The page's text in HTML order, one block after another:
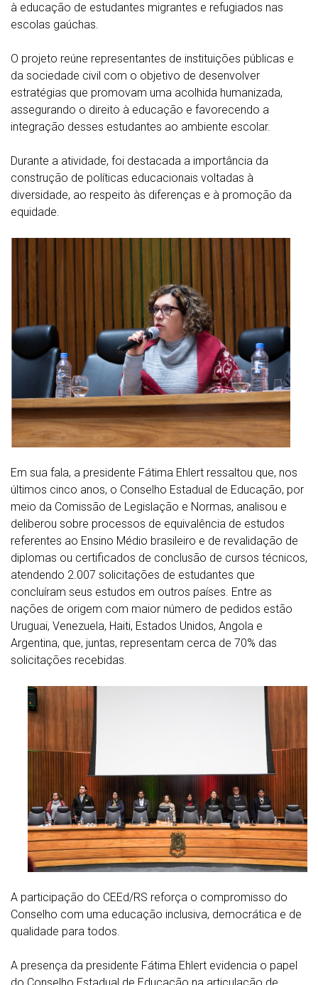
à educação de estudantes migrantes e refugiados nas
escolas gaúchas.
O projeto reúne representantes de instituições públicas e
da sociedade civil com o objetivo de desenvolver
estratégias que promovam uma acolhida humanizada,
assegurando o direito à educação e favorecendo a
integração desses estudantes ao ambiente escolar.
Durante a atividade, foi destacada a importância da
construção de políticas educacionais voltadas à
diversidade, ao respeito às diferenças e à promoção da
equidade.
Em sua fala, a presidente Fátima Ehlert ressaltou que, nos
últimos cinco anos, o Conselho Estadual de Educação, por
meio da Comissão de Legislação e Normas, analisou e
deliberou sobre processos de equivalência de estudos
referentes ao Ensino Médio brasileiro e de revalidação de
diplomas ou certificados de conclusão de cursos técnicos,
atendendo 2.007 solicitações de estudantes que
concluíram seus estudos em outros países. Entre as
nações de origem com maior número de pedidos estão
Uruguai, Venezuela, Haiti, Estados Unidos, Angola e
Argentina, que, juntas, representam cerca de 70% das
solicitações recebidas.
A participação do CEEd/RS reforça o compromisso do
Conselho com uma educação inclusiva, democrática e de
qualidade para todos.
A presença da presidente Fátima Ehlert evidencia o papel